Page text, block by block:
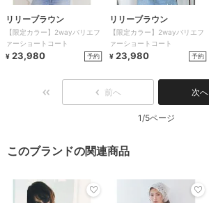
リリーブラウン
【限定カラー】2wayバリエフ
ァーショートコート
¥ 23,980 予約
リリーブラウン
【限定カラー】2wayバリエフ
ァーショートコート
¥ 23,980 予約
前へ 次へ
1/5ページ
このブランドの関連商品